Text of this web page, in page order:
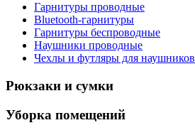
Гарнитуры проводные
Bluetooth-гарнитуры
Гарнитуры беспроводные
Наушники проводные
Чехлы и футляры для наушников
Рюкзаки и сумки
Уборка помещений